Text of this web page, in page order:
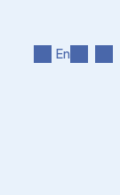
En